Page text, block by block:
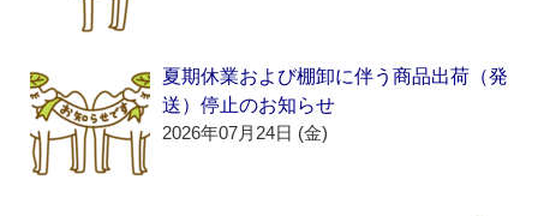
夏期休業および棚卸に伴う商品出荷（発
送）停止のお知らせ
2026年07月24日 (金)